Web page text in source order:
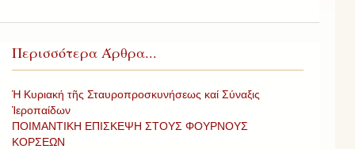
Περισσότερα Άρθρα...
Ἡ Κυριακή τῆς Σταυροπροσκυνήσεως καί Σύναξις
Ἱεροπαίδων
ΠΟΙΜΑΝΤΙΚΗ ΕΠΙΣΚΕΨΗ ΣΤΟΥΣ ΦΟΥΡΝΟΥΣ
ΚΟΡΣΕΩΝ